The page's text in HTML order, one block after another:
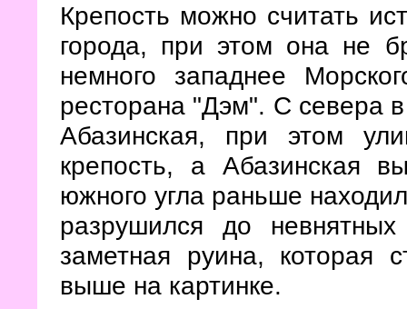
Крепость можно считать
города, при этом она не
немного западнее
ресторана "Дэм". С севера
Абазинская, при этом
крепость, а Абазинская
южного угла раньше
разрушился до
заметная руина, которая
выше на картинке.